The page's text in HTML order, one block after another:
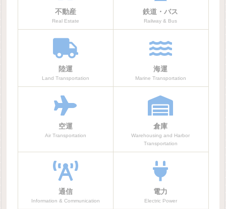
不動産
Real Estate
鉄道・バス
Railway & Bus
陸運
Land Transportation
海運
Marine Transportation
空運
Air Transportation
倉庫
Warehousing and Harbor
Transportation
通信
Information & Communication
電力
Electric Power